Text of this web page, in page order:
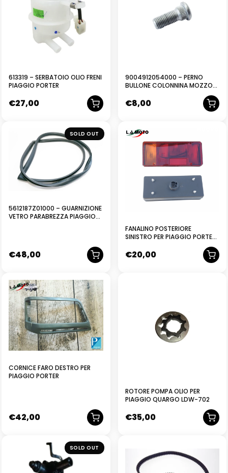
613319 – SERBATOIO OLIO FRENI
PIAGGIO PORTER
€27,00
9004912054000 – PERNO
BULLONE COLONNINA MOZZO
€8,00
NUOVO
SOLD OUT
5612187Z01000 – GUARNIZIONE
VETRO PARABREZZA PIAGGIO
€48,00
FANALINO POSTERIORE
SINISTRO PER PIAGGIO PORTER
€20,00
CORNICE FARO DESTRO PER
PIAGGIO PORTER
€42,00
ROTORE POMPA OLIO PER
PIAGGIO QUARGO LDW-702
€35,00
SOLD OUT